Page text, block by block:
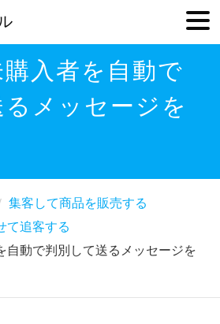
入者を自動で
メッセージを
集客して商品を販売する
て追客する
自動で判別して送るメッセージを